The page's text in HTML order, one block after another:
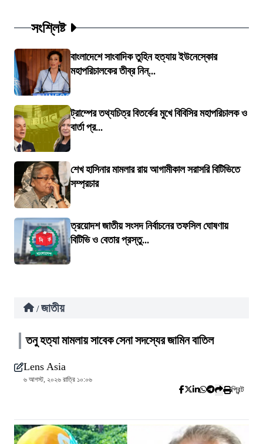
সংশ্লিষ্ট
বাংলাদেশে সাংবাদিক তুহিন হত্যায় ইউনেস্কোর
মহাপরিচালকের তীব্র নিন্...
ট্রাম্পের তথ্যচিত্র বিতর্কের মুখে বিবিসির মহাপরিচালক ও
বার্তা প্র...
শেখ হাসিনার মামলার রায় আগামীকাল সরাসরি বিটিভিতে
সম্প্রচার
ত্রয়োদশ জাতীয় সংসদ নির্বাচনের তফসিল ঘোষণায়
বিটিভি ও বেতার প্রস্তু...
/ জাতীয়
তনু হত্যা মামলায় সাবেক সেনা সদস্যের জামিন বাতিল
Lens Asia
৬ আগস্ট, ২০২৬ রাত্রি ১০:০৬
প্রিন্ট